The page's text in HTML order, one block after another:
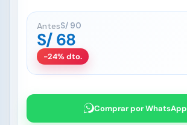
AntesS/ 90
S/ 68
-24% dto.
Comprar por WhatsApp